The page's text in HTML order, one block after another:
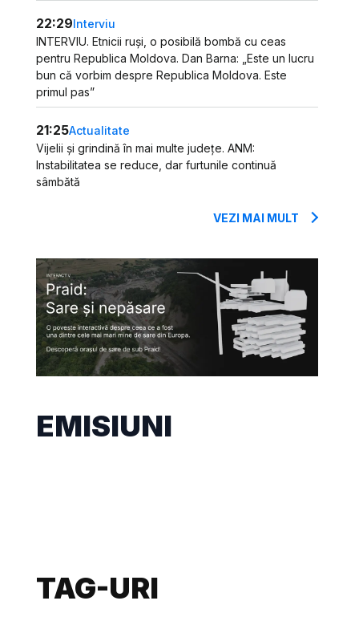
22:29Interviu
INTERVIU. Etnicii ruși, o posibilă bombă cu ceas
pentru Republica Moldova. Dan Barna: „Este un lucru
bun că vorbim despre Republica Moldova. Este
primul pas”
21:25Actualitate
Vijelii și grindină în mai multe județe. ANM:
Instabilitatea se reduce, dar furtunile continuă
sâmbătă
VEZI MAI MULT
EMISIUNI
TAG-URI